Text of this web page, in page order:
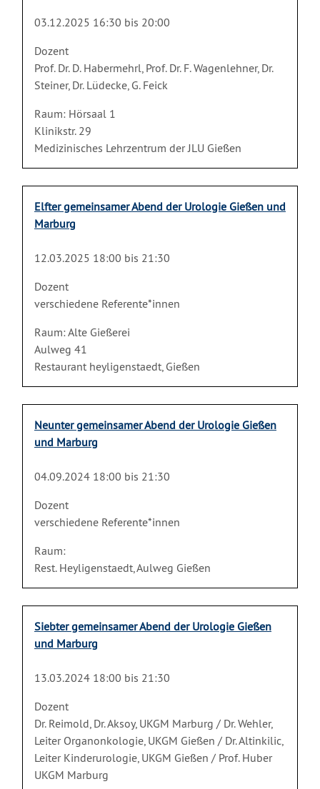
03.12.2025 16:30 bis 20:00
Dozent
Prof. Dr. D. Habermehrl, Prof. Dr. F. Wagenlehner, Dr.
Steiner, Dr. Lüdecke, G. Feick
Raum: Hörsaal 1
Klinikstr. 29
Medizinisches Lehrzentrum der JLU Gießen
Elfter gemeinsamer Abend der Urologie Gießen und
Marburg
12.03.2025 18:00 bis 21:30
Dozent
verschiedene Referente*innen
Raum: Alte Gießerei
Aulweg 41
Restaurant heyligenstaedt, Gießen
Neunter gemeinsamer Abend der Urologie Gießen
und Marburg
04.09.2024 18:00 bis 21:30
Dozent
verschiedene Referente*innen
Raum:
Rest. Heyligenstaedt, Aulweg Gießen
Siebter gemeinsamer Abend der Urologie Gießen
und Marburg
13.03.2024 18:00 bis 21:30
Dozent
Dr. Reimold, Dr. Aksoy, UKGM Marburg / Dr. Wehler,
Leiter Organonkologie, UKGM Gießen / Dr. Altinkilic,
Leiter Kinderurologie, UKGM Gießen / Prof. Huber
UKGM Marburg